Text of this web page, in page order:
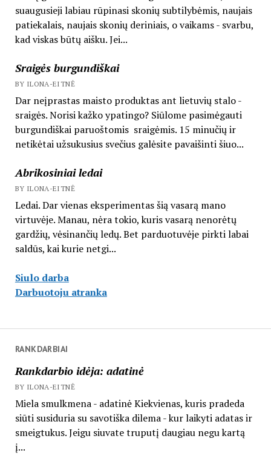
suaugusieji labiau rūpinasi skonių subtilybėmis, naujais
patiekalais, naujais skonių deriniais, o vaikams - svarbu,
kad viskas būtų aišku. Jei...
Sraigės burgundiškai
BY ILONA-EITNĖ
Dar neįprastas maisto produktas ant lietuvių stalo -
sraigės. Norisi kažko ypatingo? Siūlome pasimėgauti
burgundiškai paruoštomis sraigėmis. 15 minučių ir
netikėtai užsukusius svečius galėsite pavaišinti šiuo...
Abrikosiniai ledai
BY ILONA-EITNĖ
Ledai. Dar vienas eksperimentas šią vasarą mano
virtuvėje. Manau, nėra tokio, kuris vasarą nenorėtų
gardžių, vėsinančių ledų. Bet parduotuvėje pirkti labai
saldūs, kai kurie netgi...
Siulo darba
Darbuotoju atranka
RANKDARBIAI
Rankdarbio idėja: adatinė
BY ILONA-EITNĖ
Miela smulkmena - adatinė Kiekvienas, kuris pradeda
siūti susiduria su savotiška dilema - kur laikyti adatas ir
smeigtukus. Jeigu siuvate truputį daugiau negu kartą
į...